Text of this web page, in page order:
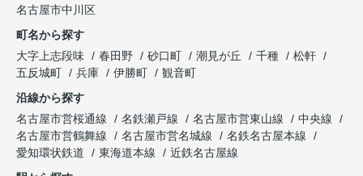
名古屋市中川区
町名から探す
大字上志段味
春田野 砂口町 潮見が丘 千種
松軒
五反城町
兵庫 伊勝町
観音町
沿線から探す
名古屋市営桜通線
名鉄瀬戸線 名古屋市営東山線
中央線
名古屋市営鶴舞線
名古屋市営名城線
名鉄名古屋本線
愛知環状鉄道
東海道本線
近鉄名古屋線